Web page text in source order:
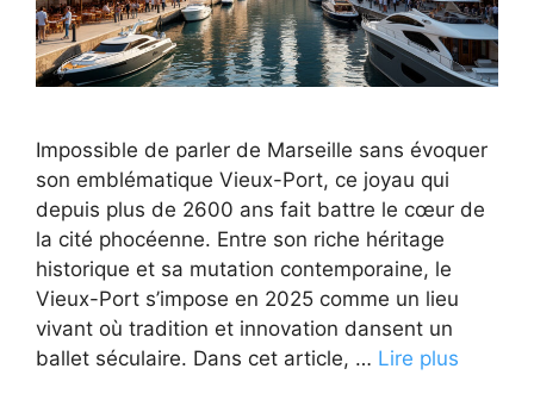
Impossible de parler de Marseille sans évoquer
son emblématique Vieux-Port, ce joyau qui
depuis plus de 2600 ans fait battre le cœur de
la cité phocéenne. Entre son riche héritage
historique et sa mutation contemporaine, le
Vieux-Port s’impose en 2025 comme un lieu
vivant où tradition et innovation dansent un
ballet séculaire. Dans cet article, … Lire plus